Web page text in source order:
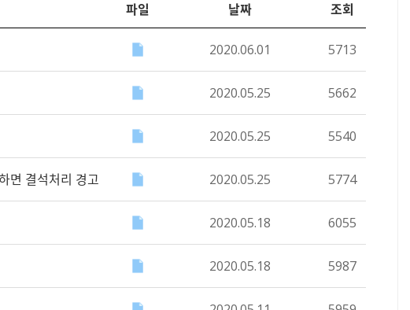
파일 날짜 조회
2020.06.01 5713
2020.05.25 5662
2020.05.25 5540
면 결석처리 경고 2020.05.25 5774
2020.05.18 6055
2020.05.18 5987